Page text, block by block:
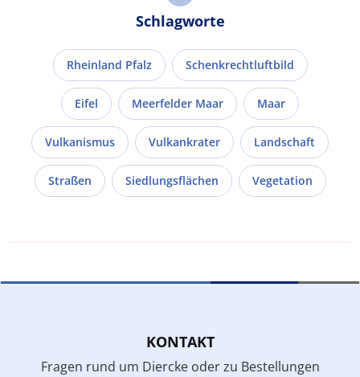
Schlagworte
Rheinland Pfalz Schenkrechtluftbild
Eifel Meerfelder Maar Maar
Vulkanismus Vulkankrater Landschaft
Straßen Siedlungsflächen Vegetation
KONTAKT
Fragen rund um Diercke oder zu Bestellungen